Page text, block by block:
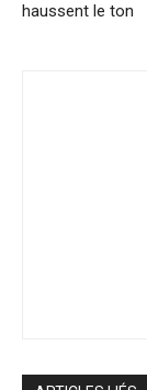
haussent le ton